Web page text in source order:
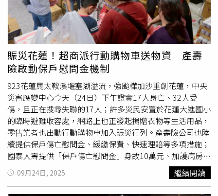
嘉里大榮物流25日晚間發出聲明喊冤，強調當時並不知該批
豬肉涉及非洲豬瘟事件，現場同仁因臨時稽查需調閱大量運
輸資料，才無法第一時間提供完整資訊，絕無刻意隱瞞。公
司也表示，接獲通知後已即刻配合，並依衛生局要求將該批
冷凍豬肉退回託運人，全程遵守防疫規範。嘉里大榮指出，
該批大型貨運車並非由高雄大發營業所統籌調度，現場人員
需比對南北多筆資料，導致回覆延遲。公司已於25日向高雄
市衛生局補充完整資料，並強調媒體所稱「未即時配合」實
為誤會。公司承諾將強化物流透明度與安全管理，持續全力
配合主管機關防疫措施，確保食品運輸安全。
賑災花蓮！超商派行動購物車送物資 產壽
險啟動保戶慰問金機制
923花蓮馬太鞍溪堰塞湖溢流，強颱樺加沙重創花蓮，中央
災害應變中心今天（24日）下午證實17人身亡、32人受
傷，且正在搜尋失聯的17人；許多災民安置於花蓮大進國小
的臨時避難收容處，網路上也正發起捐贈衣物等生活用品，
零售業者也出動行動購物車加入賑災行列。產壽險公司也陸
續提供保戶傷亡慰問金、緩繳保費、快速理賠等多項措施；
國泰人壽提供「保戶傷亡慰問金」身故10萬元、加護病房5
萬元、一般住院1萬元(對象皆為保戶，包含學生團體保險學
生)。此外，國泰產險提供「住宅颱洪險」快速理賠服務，
09月24日, 2025 繼續閱讀